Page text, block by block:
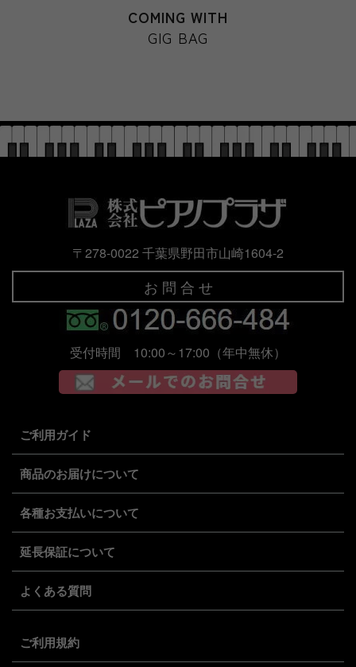
COMING WITH
GIG BAG
〒278-0022 千葉県野田市山崎1604-2
お 問 合 せ
受付時間 10:00～17:00（年中無休）
ご利用ガイド
商品のお届けについて
各種お支払いについて
延長保証について
よくある質問
ご利用規約